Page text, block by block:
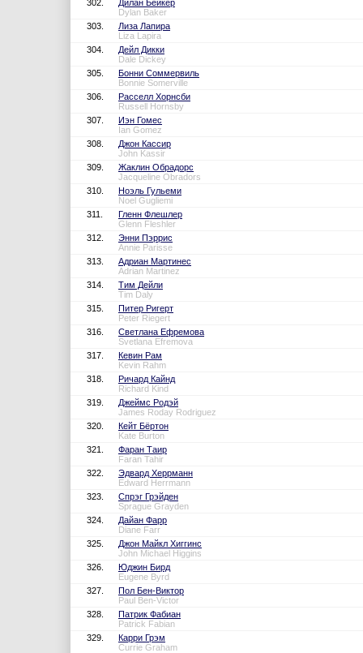
302.
Дилан Бейкер
Dylan Baker
303.
Лиза Лапира
Liza Lapira
304.
Дейл Дикки
Dale Dickey
305.
Бонни Соммервиль
Bonnie Somerville
306.
Расселл Хорнсби
Russell Hornsby
307.
Иэн Гомес
Ian Gomez
308.
Джон Кассир
John Kassir
309.
Жаклин Обрадорс
Jacqueline Obradors
310.
Ноэль Гульеми
Noel Gugliemi
311.
Гленн Флешлер
Glenn Fleshler
312.
Энни Пэррис
Annie Parisse
313.
Адриан Мартинес
Adrian Martinez
314.
Тим Дейли
Tim Daly
315.
Питер Ригерт
Peter Riegert
316.
Светлана Ефремова
Svetlana Efremova
317.
Кевин Рам
Kevin Rahm
318.
Ричард Кайнд
Richard Kind
319.
Джеймс Родэй
James Roday Rodriguez
320.
Кейт Бёртон
Kate Burton
321.
Фаран Таир
Faran Tahir
322.
Эдвард Херрманн
Edward Herrmann
323.
Спрэг Грэйден
Sprague Grayden
324.
Дайан Фарр
Diane Farr
325.
Джон Майкл Хиггинс
John Michael Higgins
326.
Юджин Бирд
Eugene Byrd
327.
Пол Бен-Виктор
Paul Ben-Victor
328.
Патрик Фабиан
Patrick Fabian
329.
Карри Грэм
Currie Graham